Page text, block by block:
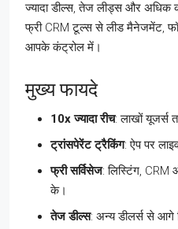
ज्यादा डील्स, तेज लीड्स और अधिक
फ्री CRM टूल्स से लीड मैनेजमेंट,
आपके कंट्रोल में।
मुख्य फायदे
10x ज्यादा रीच: लाखों यूजर्स
ट्रांसपेरेंट ट्रैकिंग: ऐप पर
फ्री सर्विसेज: लिस्टिंग, CRM
के।
तेज डील्स: अन्य डीलर्स से आगे